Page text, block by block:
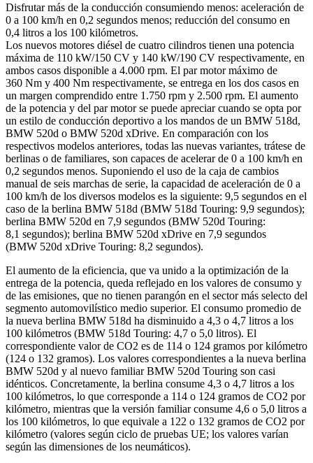
Disfrutar más de la conducción consumiendo menos: aceleración de
0 a 100 km/h en 0,2 segundos menos; reducción del consumo en
0,4 litros a los 100 kilómetros.
Los nuevos motores diésel de cuatro cilindros tienen una potencia
máxima de 110 kW/150 CV y 140 kW/190 CV respectivamente, en
ambos casos disponible a 4.000 rpm. El par motor máximo de
360 Nm y 400 Nm respectivamente, se entrega en los dos casos en
un margen comprendido entre 1.750 rpm y 2.500 rpm. El aumento
de la potencia y del par motor se puede apreciar cuando se opta por
un estilo de conducción deportivo a los mandos de un BMW 518d,
BMW 520d o BMW 520d xDrive. En comparación con los
respectivos modelos anteriores, todas las nuevas variantes, trátese de
berlinas o de familiares, son capaces de acelerar de 0 a 100 km/h en
0,2 segundos menos. Suponiendo el uso de la caja de cambios
manual de seis marchas de serie, la capacidad de aceleración de 0 a
100 km/h de los diversos modelos es la siguiente: 9,5 segundos en el
caso de la berlina BMW 518d (BMW 518d Touring: 9,9 segundos);
berlina BMW 520d en 7,9 segundos (BMW 520d Touring:
8,1 segundos); berlina BMW 520d xDrive en 7,9 segundos
(BMW 520d xDrive Touring: 8,2 segundos).
El aumento de la eficiencia, que va unido a la optimización de la
entrega de la potencia, queda reflejado en los valores de consumo y
de las emisiones, que no tienen parangón en el sector más selecto del
segmento automovilístico medio superior. El consumo promedio de
la nueva berlina BMW 518d ha disminuido a 4,3 o 4,7 litros a los
100 kilómetros (BMW 518d Touring: 4,7 o 5,0 litros). El
correspondiente valor de CO2 es de 114 o 124 gramos por kilómetro
(124 o 132 gramos). Los valores correspondientes a la nueva berlina
BMW 520d y al nuevo familiar BMW 520d Touring son casi
idénticos. Concretamente, la berlina consume 4,3 o 4,7 litros a los
100 kilómetros, lo que corresponde a 114 o 124 gramos de CO2 por
kilómetro, mientras que la versión familiar consume 4,6 o 5,0 litros a
los 100 kilómetros, lo que equivale a 122 o 132 gramos de CO2 por
kilómetro (valores según ciclo de pruebas UE; los valores varían
según las dimensiones de los neumáticos).